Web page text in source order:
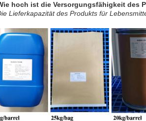
hoch ist die Versorgungsfähigkeit des
Lieferkapazität des Produkts für